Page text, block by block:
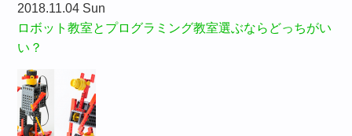
2018.11.04 Sun
ロボット教室とプログラミング教室選ぶならどっちがい
い？